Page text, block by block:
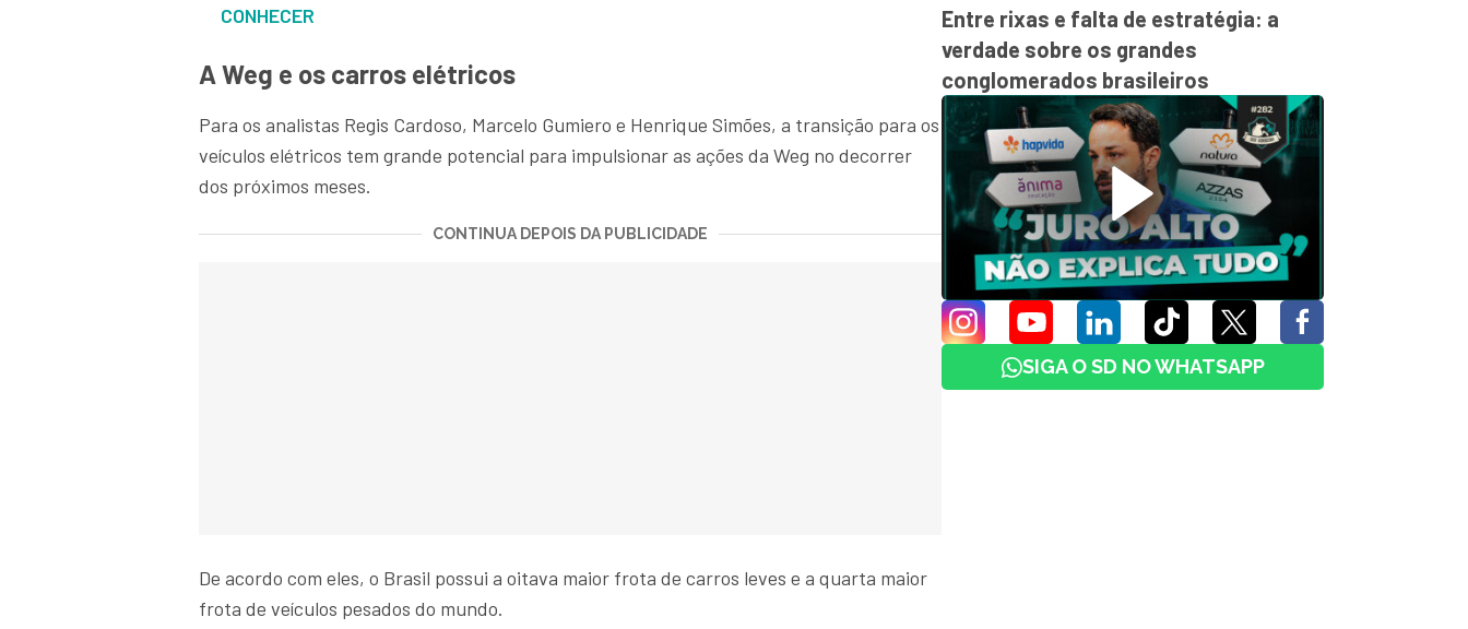
CONHECER
A Weg e os carros elétricos
Para os analistas Regis Cardoso, Marcelo Gumiero e Henrique Simões, a transição para os
veículos elétricos tem grande potencial para impulsionar as ações da Weg no decorrer
dos próximos meses.
CONTINUA DEPOIS DA PUBLICIDADE
De acordo com eles, o Brasil possui a oitava maior frota de carros leves e a quarta maior
frota de veículos pesados do mundo.
Entre rixas e falta de estratégia: a
verdade sobre os grandes
conglomerados brasileiros
SIGA O SD NO WHATSAPP